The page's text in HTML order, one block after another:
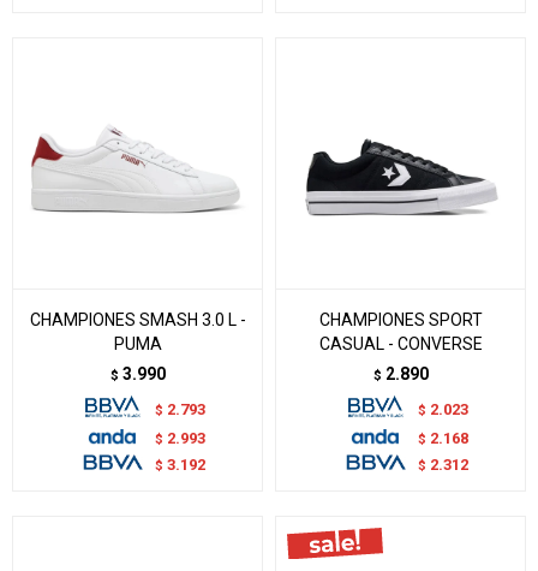
CHAMPIONES SMASH 3.0 L -
PUMA
$ 3.990
$ 2.793
$ 2.993
$ 3.192
CHAMPIONES SPORT
CASUAL - CONVERSE
$ 2.890
$ 2.023
$ 2.168
$ 2.312